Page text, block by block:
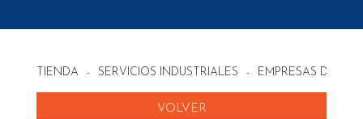
TIENDA - SERVICIOS INDUSTRIALES - EMPRESAS DE
VOLVER